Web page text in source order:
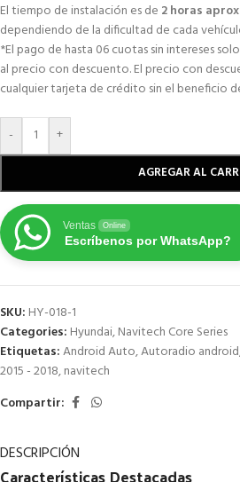
El tiempo de instalación es de 2 horas
dependiendo de la dificultad de cada
*El pago de hasta 06 cuotas sin intereses
al precio con descuento. El precio con
cualquier tarjeta de crédito sin el beneficio
- +
AGREGAR AL
Ventas Online
Escríbenos por WhatsApp?
SKU: HY-018-1
Categories: Hyundai,Navitech Core Series
Etiquetas:Android Auto,Autoradio android
2015 - 2018,navitech
Compartir:
DESCRIPCIÓN